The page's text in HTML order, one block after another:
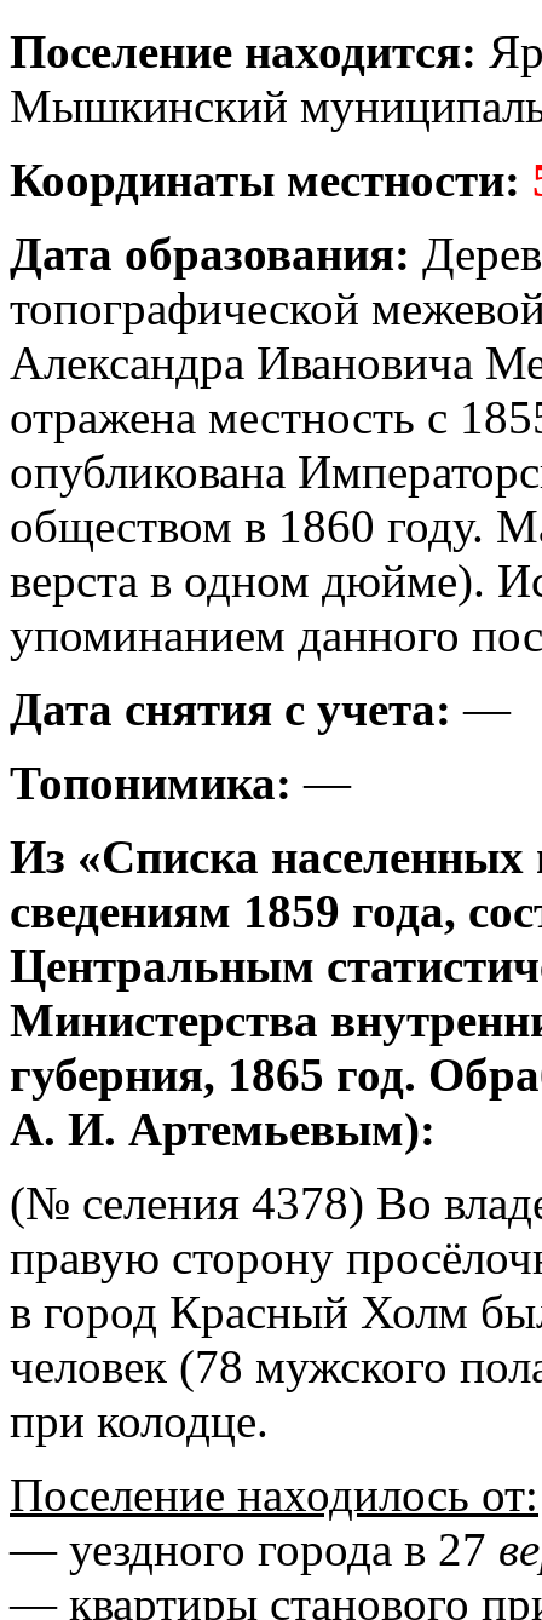
Поселение находится:
Мышкинский
Координаты местности:
Дата образования:
топографической
Александра Ивановича
отражена местность с
опубликована
обществом в 1860 году.
верста в одном дюйме).
упоминанием данного
Дата снятия с учета: —
Топонимика: —
Из «Списка населенных
сведениям 1859 года,
Центральным
Министерства
губерния, 1865 год.
А. И. Артемьевым):
(№ селения 4378) Во
правую сторону
в город Красный Холм
человек (78 мужского
при колодце.
Поселение находилось от:
— уездного города в 27
— квартиры станового